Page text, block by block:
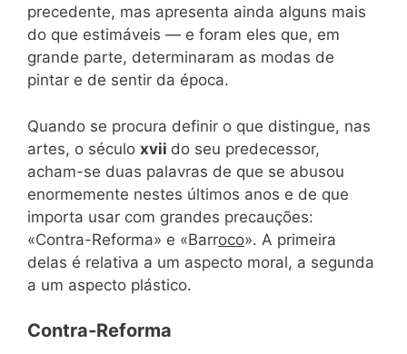
precedente, mas apresenta ainda alguns mais
do que estimáveis — e foram eles que, em
grande parte, determinaram as modas de
pintar e de sentir da época.
Quando se procura definir o que distingue, nas
artes, o século xvii do seu predecessor,
acham-se duas palavras de que se abusou
enormemente nestes últimos anos e de que
importa usar com grandes precauções:
«Contra-Reforma» e «Barroco». A primeira
delas é relativa a um aspecto moral, a segunda
a um aspecto plástico.
Contra-Reforma